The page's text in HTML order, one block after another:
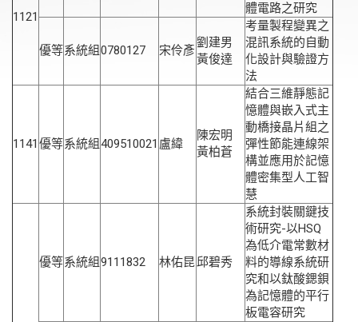
1121
體電路之研究
優等系統組0780127 宋伶彥
劉建男
黃俊達
考量製程變異之
混訊系統的自動
化設計與驗證方
法
1141 優等系統組409510021 盧緯
陳宏明
黃柏蒼
結合三維靜態記
憶體與嵌入式主
動橋接晶片組之
彈性節能連線架
構並應用於記憶
體密集型人工智
慧
優等系統組9111832 林佑昆邱碧秀
系統封裝關鍵技
術研究-以HSQ
為低介電常數材
料的導線系統研
究和以鈦酸鍶鋇
為記憶體的平行
板電容研究